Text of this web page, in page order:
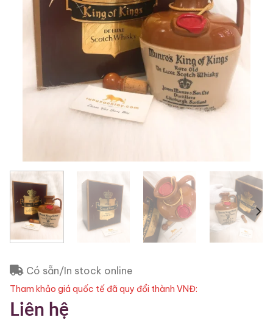
Có sẵn/In stock online
Tham khảo giá quốc tế đã quy đổi thành VNĐ:
Liên hệ